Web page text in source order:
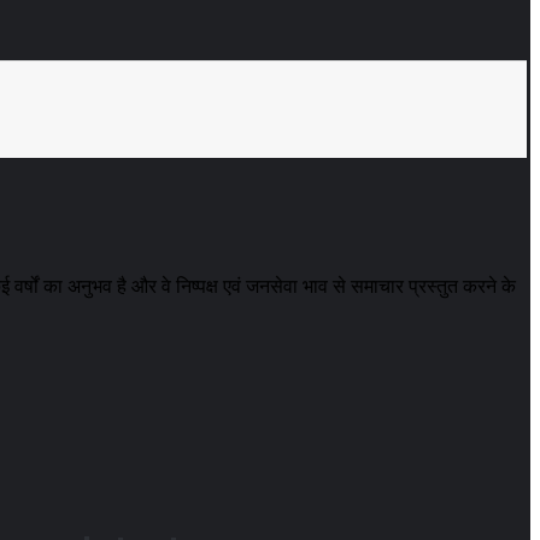
का अनुभव है और वे निष्पक्ष एवं जनसेवा भाव से समाचार प्रस्तुत करने के